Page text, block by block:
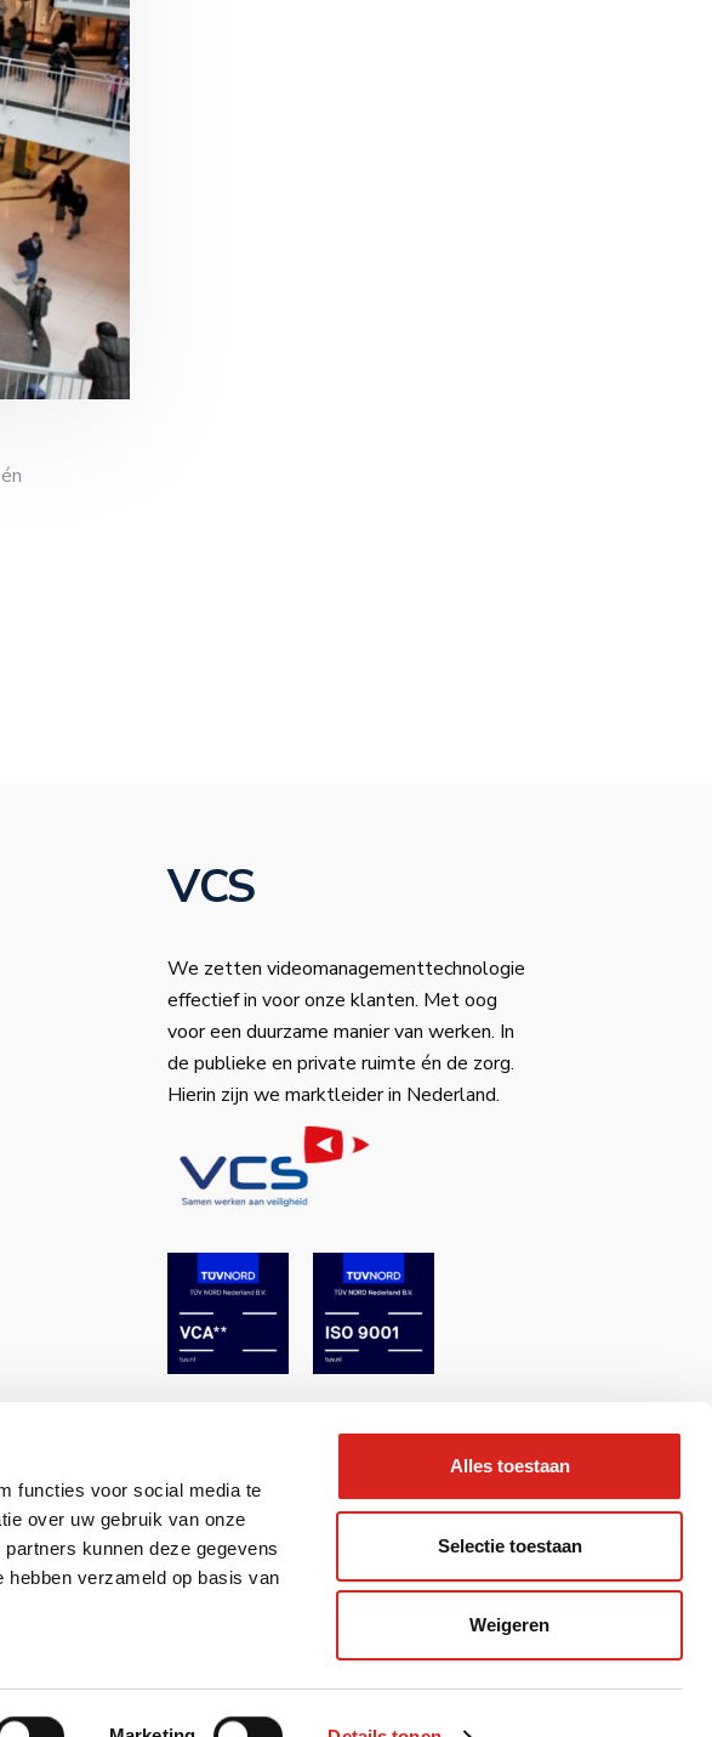
functies voor social media te
over uw gebruik van onze
kunnen deze gegevens
verzameld op basis van
Alles toestaan
Selectie toestaan
Weigeren
VCS
We zetten videomanagementtechnologie
effectief in voor onze klanten. Met oog
voor een duurzame manier van werken. In
de publieke en private ruimte én de zorg.
Hierin zijn we marktleider in Nederland.
│ Onderhoud & Realisatie 2BeFresh